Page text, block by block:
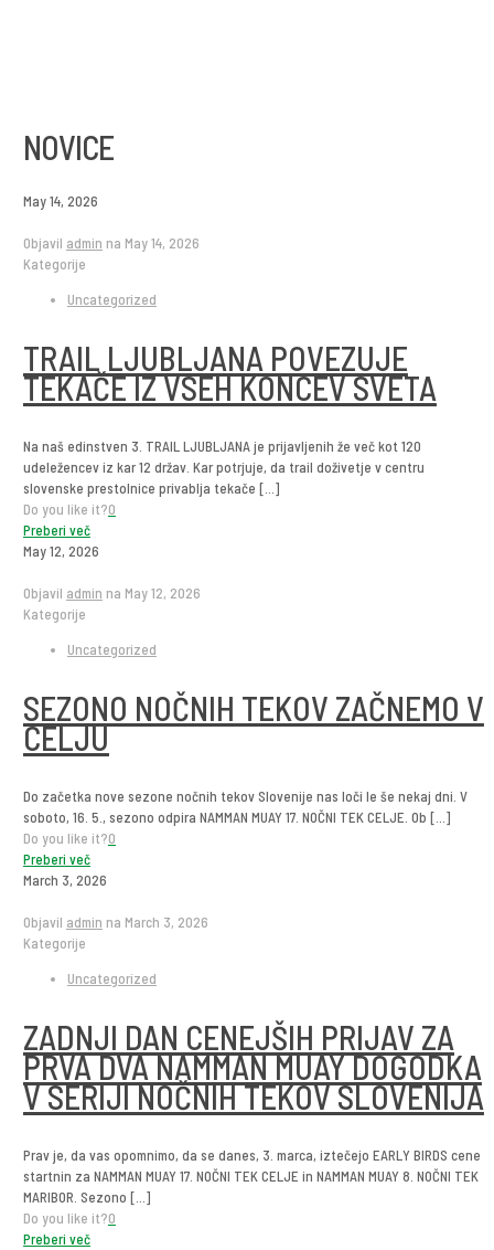
NOVICE
May 14, 2026
Objavil admin na May 14, 2026
Kategorije
Uncategorized
TRAIL LJUBLJANA POVEZUJE
TEKAČE IZ VSEH KONCEV SVETA
Na naš edinstven 3. TRAIL LJUBLJANA je prijavljenih že več kot 120
udeležencev iz kar 12 držav. Kar potrjuje, da trail doživetje v centru
slovenske prestolnice privablja tekače […]
Do you like it?0
Preberi več
May 12, 2026
Objavil admin na May 12, 2026
Kategorije
Uncategorized
SEZONO NOČNIH TEKOV ZAČNEMO V
CELJU
Do začetka nove sezone nočnih tekov Slovenije nas loči le še nekaj dni. V
soboto, 16. 5., sezono odpira NAMMAN MUAY 17. NOČNI TEK CELJE. Ob […]
Do you like it?0
Preberi več
March 3, 2026
Objavil admin na March 3, 2026
Kategorije
Uncategorized
ZADNJI DAN CENEJŠIH PRIJAV ZA
PRVA DVA NAMMAN MUAY DOGODKA
V SERIJI NOČNIH TEKOV SLOVENIJA
Prav je, da vas opomnimo, da se danes, 3. marca, iztečejo EARLY BIRDS cene
startnin za NAMMAN MUAY 17. NOČNI TEK CELJE in NAMMAN MUAY 8. NOČNI TEK
MARIBOR. Sezono […]
Do you like it?0
Preberi več